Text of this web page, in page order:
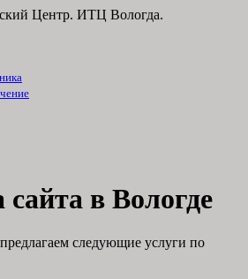
сайта в Вологде
следующие услуги по